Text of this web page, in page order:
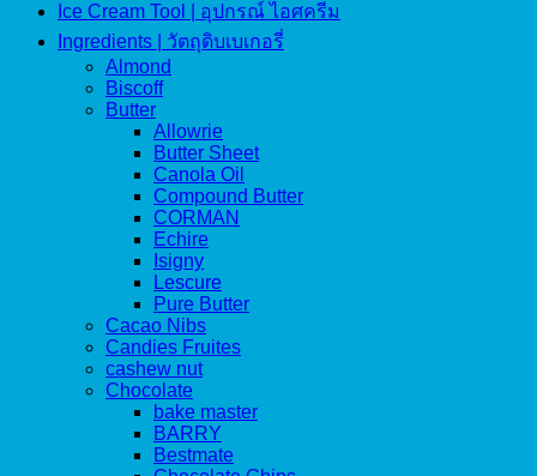
Ice Cream Tool | อุปกรณ์ ไอศครีม
Ingredients | วัตถุดิบเบเกอรี่
Almond
Biscoff
Butter
Allowrie
Butter Sheet
Canola Oil
Compound Butter
CORMAN
Echire
Isigny
Lescure
Pure Butter
Cacao Nibs
Candies Fruites
cashew nut
Chocolate
bake master
BARRY
Bestmate